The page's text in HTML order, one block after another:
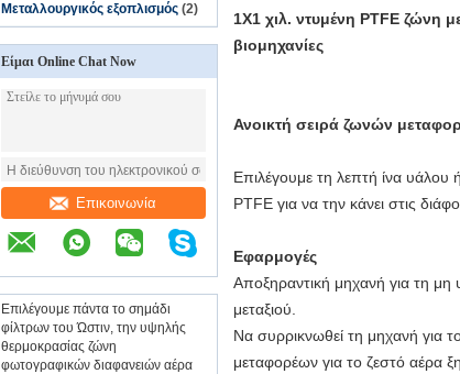
Μεταλλουργικός εξοπλισμός (2)
Είμαι Online Chat Now
Επικοινωνία
Επιλέγουμε πάντα το σημάδι
φίλτρων του Ώστιν, την υψηλής
θερμοκρασίας ζώνη
φωτογραφικών διαφανειών αέρα
1X1 χιλ. ντυμένη PTFE ζώνη
βιομηχανίες
Ανοικτή σειρά ζωνών
Επιλέγουμε τη λεπτή ίνα υάλου
PTFE για να την κάνει στις
Εφαρμογές
Αποξηραντική μηχανή για τη
μεταξιού.
Να συρρικνωθεί τη μηχανή για
μεταφορέων για το ζεστό αέρα